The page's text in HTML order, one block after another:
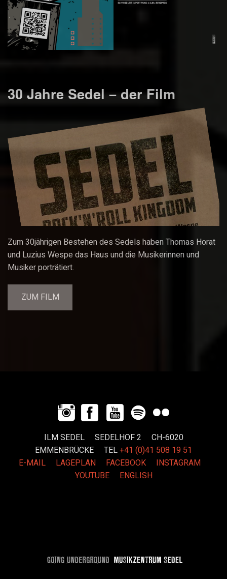
30 Jahre Sedel – der Film
Zum 30jährigen Bestehen des Sedels haben Thomas Horat
und Luzius Wespe das Haus und die Musikerinnen und
Musiker porträtiert.
ZUM FILM
ILM SEDEL SEDELHOF 2 CH-6020
EMMENBRÜCKE TEL+41 (0)41 508 19 51
E-MAIL
LAGEPLAN FACEBOOK
INSTAGRAM
YOUTUBE
ENGLISH